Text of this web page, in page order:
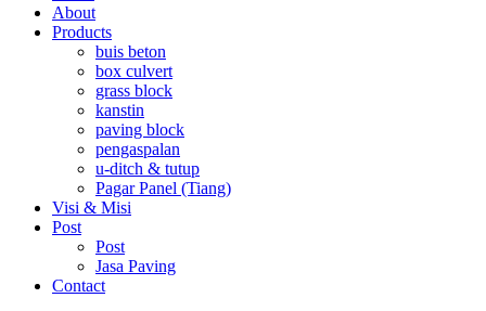
About
Products
buis beton
box culvert
grass block
kanstin
paving block
pengaspalan
u-ditch & tutup
Pagar Panel (Tiang)
Visi & Misi
Post
Post
Jasa Paving
Contact